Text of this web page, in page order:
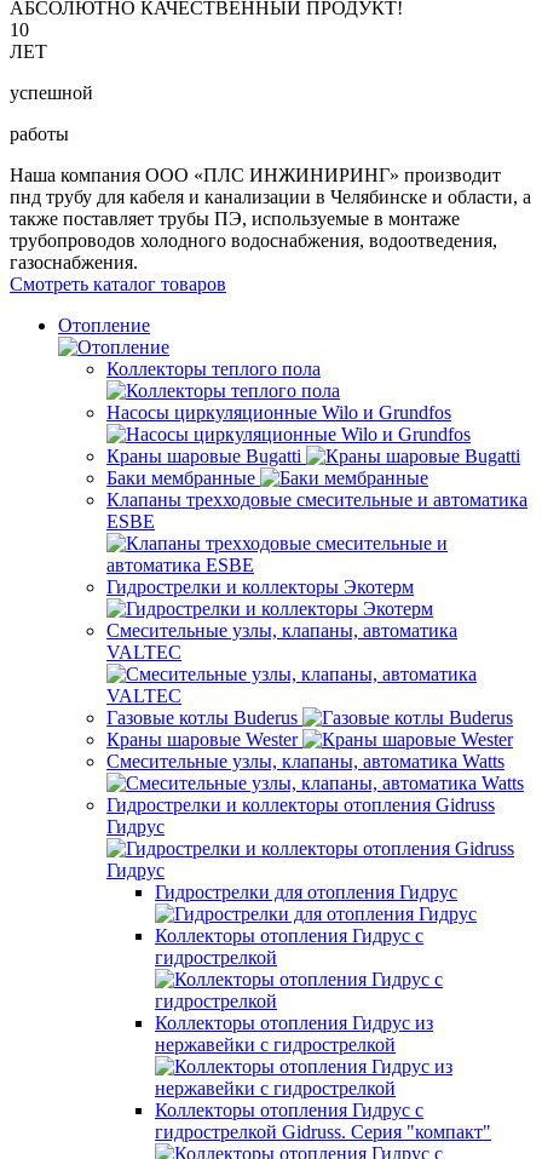
АБСОЛЮТНО КАЧЕСТВЕННЫЙ ПРОДУКТ!
10
ЛЕТ
успешной
работы
Наша компания ООО «ПЛС ИНЖИНИРИНГ» производит
пнд трубу для кабеля и канализации в Челябинске и области, а
также поставляет трубы ПЭ, используемые в монтаже
трубопроводов холодного водоснабжения, водоотведения,
газоснабжения.
Смотреть каталог товаров
Отопление
Коллекторы теплого пола
Насосы циркуляционные Wilo и Grundfos
Краны шаровые Bugatti
Баки мембранные
Клапаны трехходовые смесительные и автоматика
ESBE
Гидрострелки и коллекторы Экотерм
Смесительные узлы, клапаны, автоматика
VALTEC
Газовые котлы Buderus
Краны шаровые Wester
Смесительные узлы, клапаны, автоматика Watts
Гидрострелки и коллекторы отопления Gidruss
Гидрус
Гидрострелки для отопления Гидрус
Коллекторы отопления Гидрус с
гидрострелкой
Коллекторы отопления Гидрус из
нержавейки с гидрострелкой
Коллекторы отопления Гидрус с
гидрострелкой Gidruss. Серия "компакт"